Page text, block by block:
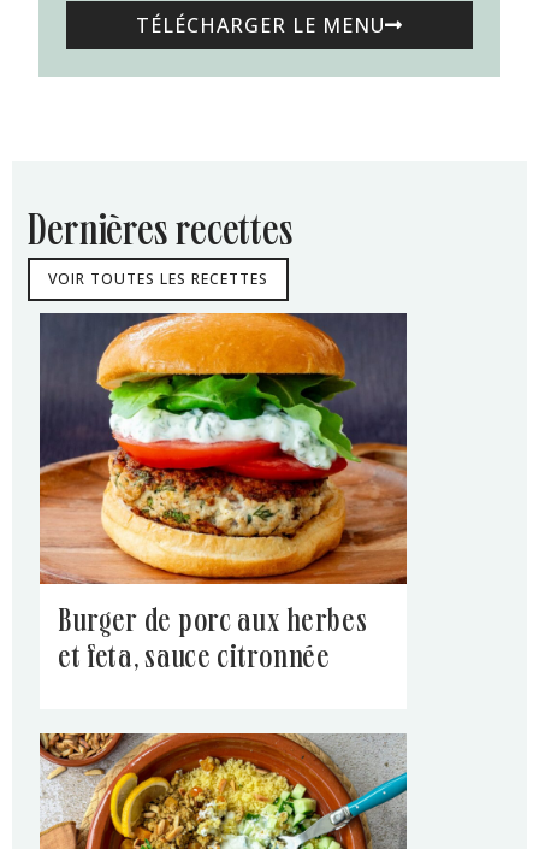
TÉLÉCHARGER LE MENU
dernières recettes
VOIR TOUTES LES RECETTES
burger de porc aux herbes
et feta, sauce citronnée